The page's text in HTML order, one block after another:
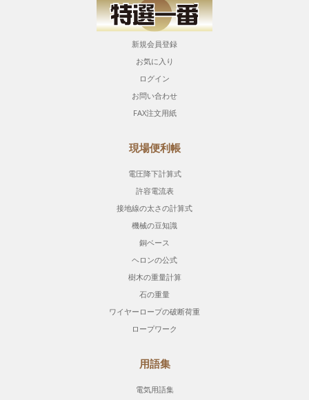
新規会員登録
お気に入り
ログイン
お問い合わせ
FAX注文用紙
現場便利帳
電圧降下計算式
許容電流表
接地線の太さの計算式
機械の豆知識
銅ベース
ヘロンの公式
樹木の重量計算
石の重量
ワイヤーロープの破断荷重
ロープワーク
用語集
電気用語集